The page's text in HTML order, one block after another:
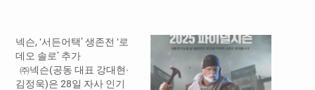
넥슨, ‘서든어택’ 생존전 ‘로
데오 솔로’ 추가
㈜넥슨(공동 대표 강대현∙
김정욱)은 28일 자사 인기